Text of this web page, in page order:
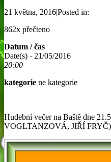
21 května, 2016|Posted in:
862x přečteno
Datum / čas
Date(s) - 21/05/2016
20:00
kategorie ne kategorie
Hudební večer na Baště dne
VOGLTANZOVÁ, JIŘÍ FRYČ)